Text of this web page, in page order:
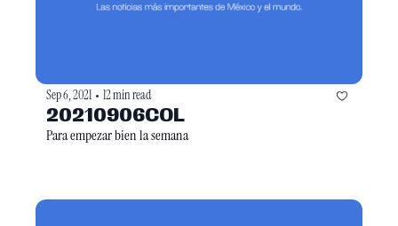
Sep 6, 2021 • 12 min read
20210906COL
Para empezar bien la semana